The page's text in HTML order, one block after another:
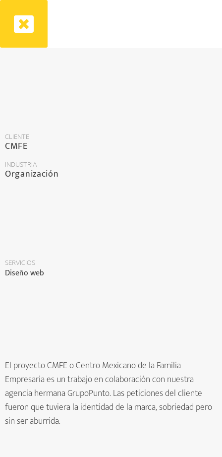
CLIENTE
CMFE
INDUSTRIA
Organización
SERVICIOS
Diseño web
El proyecto CMFE o Centro Mexicano de la Familia
Empresaria es un trabajo en colaboración con nuestra
agencia hermana GrupoPunto. Las peticiones del cliente
fueron que tuviera la identidad de la marca, sobriedad pero
sin ser aburrida.